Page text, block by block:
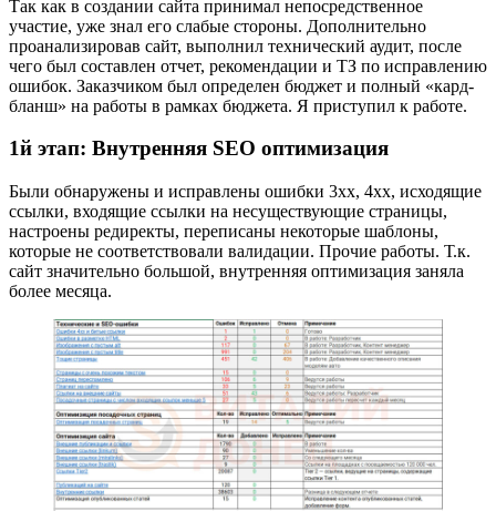
Так как в создании сайта принимал непосредственное
участие, уже знал его слабые стороны. Дополнительно
проанализировав сайт, выполнил технический аудит, после
чего был составлен отчет, рекомендации и ТЗ по исправлению
ошибок. Заказчиком был определен бюджет и полный «кард-
бланш» на работы в рамках бюджета. Я приступил к работе.
1й этап: Внутренняя SEO оптимизация
Были обнаружены и исправлены ошибки 3хх, 4хх, исходящие
ссылки, входящие ссылки на несуществующие страницы,
настроены редиректы, переписаны некоторые шаблоны,
которые не соответствовали валидации. Прочие работы. Т.к.
сайт значительно большой, внутренняя оптимизация заняла
более месяца.